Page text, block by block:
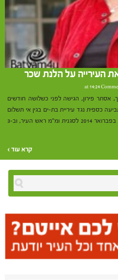
העירייה על הלנת שכר
אסתר פירון, הגישה לפני כשלושה חודשים
כספית נגד עיריית בת-ים בגין אי תשלום
שכרה. לטענת פירון, היא נבחרה ב-11 בפברואר 2014 לסגנית ומ"מ ראש העיר, וב-3
קרא עוד ›